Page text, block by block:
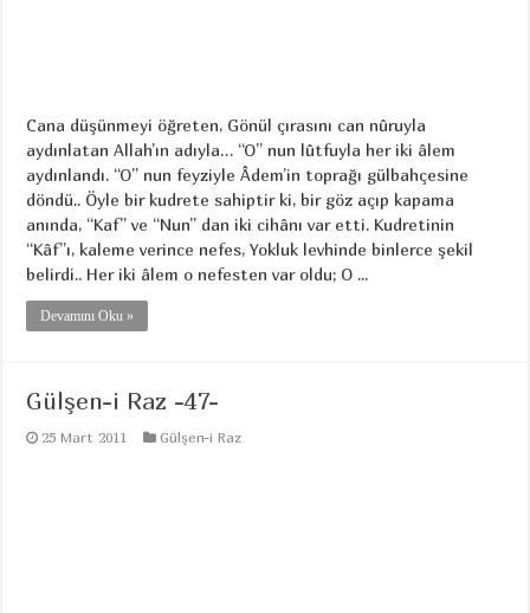
Cana düşünmeyi öğreten, Gönül çırasını can nûruyla
aydınlatan Allah’ın adıyla… “O” nun lûtfuyla her iki âlem
aydınlandı. “O” nun feyziyle Âdem’in toprağı gülbahçesine
döndü.. Öyle bir kudrete sahiptir ki, bir göz açıp kapama
anında, “Kaf” ve “Nun” dan iki cihânı var etti. Kudretinin
“Kâf”ı, kaleme verince nefes, Yokluk levhinde binlerce şekil
belirdi.. Her iki âlem o nefesten var oldu; O ...
Devamını Oku »
Gülşen-i Raz -47-
25 Mart 2011 Gülşen-i Raz